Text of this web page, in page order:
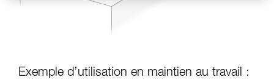
Exemple d’utilisation en maintien au travail :